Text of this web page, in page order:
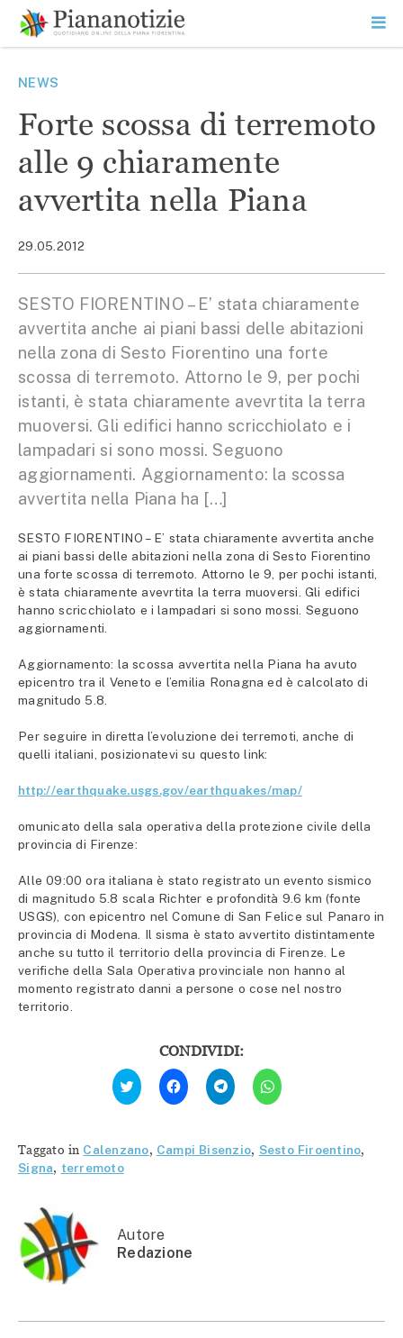
contenuto
SEARCH
NEWS
Forte scossa di terremoto
alle 9 chiaramente
avvertita nella Piana
29.05.2012
SESTO FIORENTINO – E’ stata chiaramente
avvertita anche ai piani bassi delle abitazioni
nella zona di Sesto Fiorentino una forte
scossa di terremoto. Attorno le 9, per pochi
istanti, è stata chiaramente avevrtita la terra
muoversi. Gli edifici hanno scricchiolato e i
lampadari si sono mossi. Seguono
aggiornamenti. Aggiornamento: la scossa
avvertita nella Piana ha […]
SESTO FIORENTINO – E’ stata chiaramente avvertita anche
ai piani bassi delle abitazioni nella zona di Sesto Fiorentino
una forte scossa di terremoto. Attorno le 9, per pochi istanti,
è stata chiaramente avevrtita la terra muoversi. Gli edifici
hanno scricchiolato e i lampadari si sono mossi. Seguono
aggiornamenti.
Aggiornamento: la scossa avvertita nella Piana ha avuto
epicentro tra il Veneto e l’emilia Ronagna ed è calcolato di
magnitudo 5.8.
Per seguire in diretta l’evoluzione dei terremoti, anche di
quelli italiani, posizionatevi su questo link:
http://earthquake.usgs.gov/earthquakes/map/
omunicato della sala operativa della protezione civile della
provincia di Firenze:
Alle 09:00 ora italiana è stato registrato un evento sismico
di magnitudo 5.8 scala Richter e profondità 9.6 km (fonte
USGS), con epicentro nel Comune di San Felice sul Panaro in
provincia di Modena. Il sisma è stato avvertito distintamente
anche su tutto il territorio della provincia di Firenze. Le
verifiche della Sala Operativa provinciale non hanno al
momento registrato danni a persone o cose nel nostro
territorio.
CONDIVIDI:
Fai
clic
qui
Twitter
(Si
Fai
clic
per
condividere
(Si
apre
Fai
clic
per
condividere
(Si
apre
Fai
clic
per
(Si
apre
Taggato in Calenzano, Campi Bisenzio, Sesto Firoentino,
Signa, terremoto
Autore
Redazione